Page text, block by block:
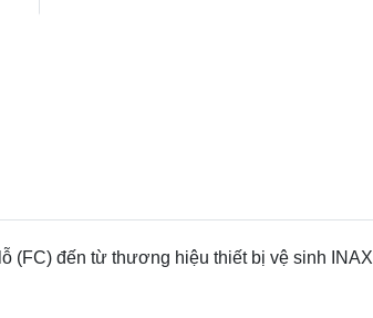
(FC) đến từ thương hiệu thiết bị vệ sinh INAX